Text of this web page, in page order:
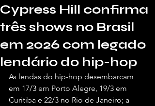
Cypress Hill confirma
três shows no Brasil
em 2026 com legado
lendário do hip-hop
As lendas do hip-hop desembarcam
em 17/3 em Porto Alegre, 19/3 em
Curitiba e 22/3 no Rio de Janeiro; a